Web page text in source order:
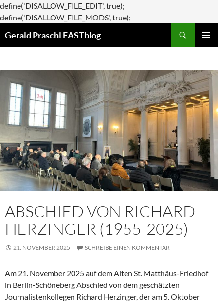
define('DISALLOW_FILE_EDIT', true);
define('DISALLOW_FILE_MODS', true);
Gerald Praschl EASTblog
ABSCHIED VON RICHARD
HERZINGER (1955-2025)
21. NOVEMBER 2025 SCHREIBE EINEN KOMMENTAR
Am 21. November 2025 auf dem Alten St. Matthäus-Friedhof
in Berlin-Schöneberg Abschied von dem geschätzten
Journalistenkollegen Richard Herzinger, der am 5. Oktober